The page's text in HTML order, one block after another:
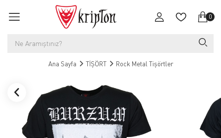
0
Ana Sayfa TİŞÖRT Rock Metal Tişörtler